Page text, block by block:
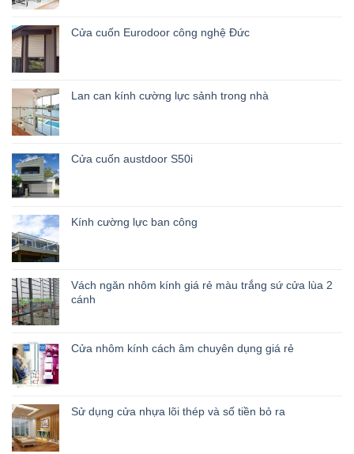
Cửa cuốn Eurodoor công nghệ Đức
Lan can kính cường lực sảnh trong nhà
Cửa cuốn austdoor S50i
Kính cường lực ban công
Vách ngăn nhôm kính giá rẻ màu trắng sứ cửa lùa 2
cánh
Cửa nhôm kính cách âm chuyên dụng giá rẻ
Sử dụng cửa nhựa lõi thép và số tiền bỏ ra